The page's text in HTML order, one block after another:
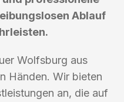
Ablauf
Wolfsburg aus
Händen. Wir bieten
an, die auf